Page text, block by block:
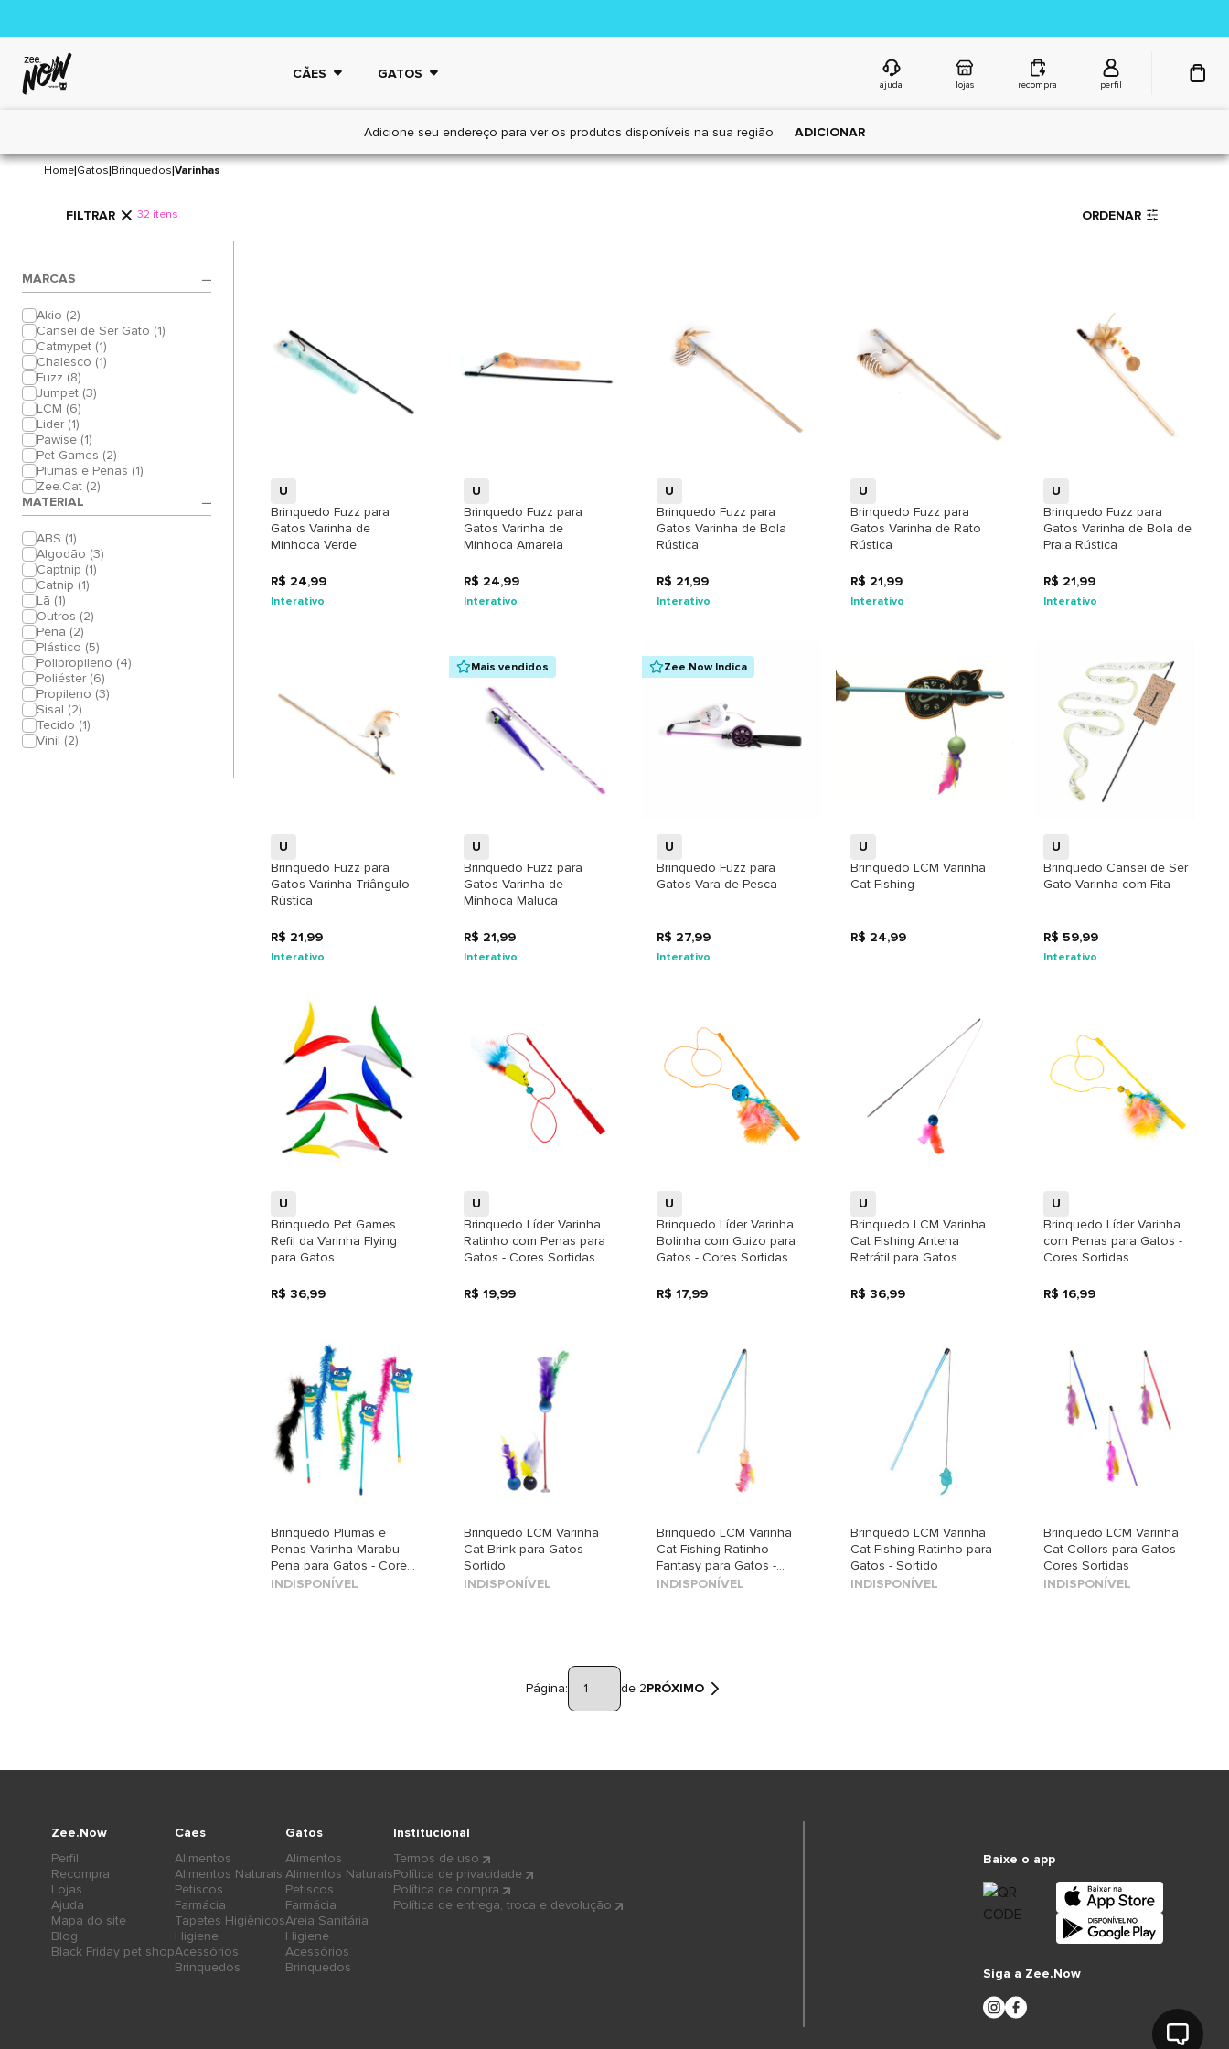
CÃES GATOS
ajuda lojas recompra perfil
Adicione seu endereço para ver os produtos disponíveis na sua região. ADICIONAR
Home|Gatos|Brinquedos|Varinhas
FILTRAR 32 itens ORDENAR
MARCAS
Akio (2)
Cansei de Ser Gato (1)
Catmypet (1)
Chalesco (1)
Fuzz (8)
Jumpet (3)
LCM (6)
Lider (1)
Pawise (1)
Pet Games (2)
Plumas e Penas (1)
Zee.Cat (2)
MATERIAL
ABS (1)
Algodão (3)
Captnip (1)
Catnip (1)
Lã (1)
Outros (2)
Pena (2)
Plástico (5)
Polipropileno (4)
Poliéster (6)
Propileno (3)
Sisal (2)
Tecido (1)
Vinil (2)
U
Brinquedo Fuzz para
Gatos Varinha de
Minhoca Verde
R$ 24,99
Interativo
U
Brinquedo Fuzz para
Gatos Varinha de
Minhoca Amarela
R$ 24,99
Interativo
+
U
Brinquedo Fuzz para
Gatos Varinha de Bola
Rústica
R$ 21,99
Interativo
+
U
Brinquedo Fuzz para
Gatos Varinha de Rato
Rústica
R$ 21,99
Interativo
+
U
Brinquedo Fuzz para
Gatos Varinha de Bola de
Praia Rústica
R$ 21,99
Interativo
U
Brinquedo Fuzz para
Gatos Varinha Triângulo
Rústica
R$ 21,99
Interativo
Mais vendidos
+
U
Brinquedo Fuzz para
Gatos Varinha de
Minhoca Maluca
R$ 21,99
Interativo
Zee.Now Indica
U
Brinquedo Fuzz para
Gatos Vara de Pesca
R$ 27,99
Interativo
U
Brinquedo LCM Varinha
Cat Fishing
R$ 24,99
U
Brinquedo Cansei de Ser
Gato Varinha com Fita
R$ 59,99
Interativo
U
Brinquedo Pet Games
Refil da Varinha Flying
para Gatos
R$ 36,99
U
Brinquedo Líder Varinha
Ratinho com Penas para
Gatos - Cores Sortidas
R$ 19,99
+
U
Brinquedo Líder Varinha
Bolinha com Guizo para
Gatos - Cores Sortidas
R$ 17,99
U
Brinquedo LCM Varinha
Cat Fishing Antena
Retrátil para Gatos
R$ 36,99
U
Brinquedo Líder Varinha
com Penas para Gatos -
Cores Sortidas
R$ 16,99
Brinquedo Plumas e
Penas Varinha Marabu
Pena para Gatos - Cores
Sortidas
INDISPONÍVEL
Brinquedo LCM Varinha
Cat Brink para Gatos -
Sortido
INDISPONÍVEL
Brinquedo LCM Varinha
Cat Fishing Ratinho
Fantasy para Gatos -
Sortido
INDISPONÍVEL
Brinquedo LCM Varinha
Cat Fishing Ratinho para
Gatos - Sortido
INDISPONÍVEL
Brinquedo LCM Varinha
Cat Collors para Gatos -
Cores Sortidas
INDISPONÍVEL
Página: de 2PRÓXIMO
Cães
Alimentos
Alimentos Naturais
Petiscos
Farmácia
Tapetes Higiênicos
Higiene
Acessórios
Brinquedos
Gatos
Alimentos
Alimentos Naturais
Petiscos
Farmácia
Areia Sanitária
Higiene
Acessórios
Brinquedos
Zee.Now
Perfil
Recompra
Lojas
Ajuda
Mapa do site
Blog
Black Friday pet shop
Institucional
Termos de uso
Política de privacidade
Política de compra
Política de entrega, troca e devolução
Baixe o app
Siga a Zee.Now